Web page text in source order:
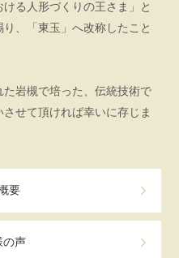
る人形づくりの王さま」と
、「東玉」へ改称したこと
岩槻で培った、伝統技術で
せて頂ければ幸いに存じま
要
の声